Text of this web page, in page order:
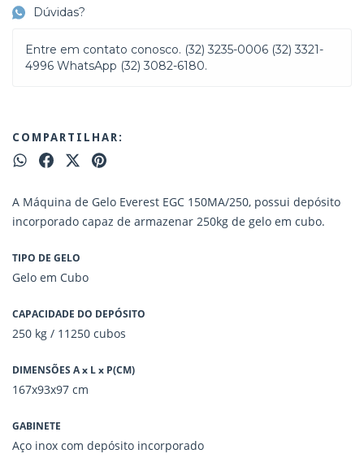
Dúvidas?
Entre em contato conosco. (32) 3235-0006 (32) 3321-
4996 WhatsApp (32) 3082-6180.
COMPARTILHAR:
A Máquina de Gelo Everest EGC 150MA/250, possui depósito
incorporado capaz de armazenar 250kg de gelo em cubo.
TIPO DE GELO
Gelo em Cubo
CAPACIDADE DO DEPÓSITO
250 kg / 11250 cubos
DIMENSÕES A x L x P(CM)
167x93x97 cm
GABINETE
Aço inox com depósito incorporado